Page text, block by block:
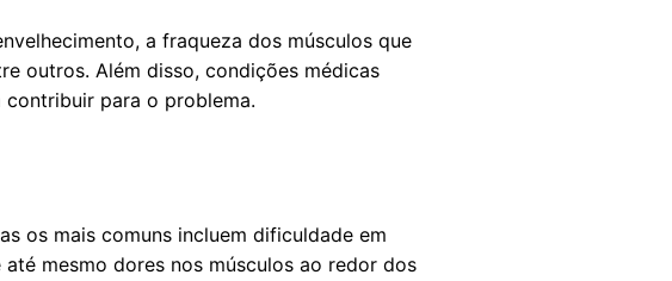
a fraqueza dos músculos que
outros. Além disso, condições médicas
para o problema.
os mais comuns incluem dificuldade em
mesmo dores nos músculos ao redor dos